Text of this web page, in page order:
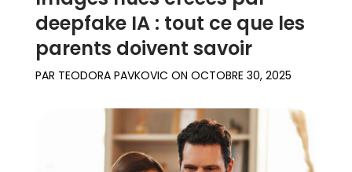
deepfake IA : tout ce que les
parents doivent savoir
PAR TEODORA PAVKOVIC ON OCTOBRE 30, 2025